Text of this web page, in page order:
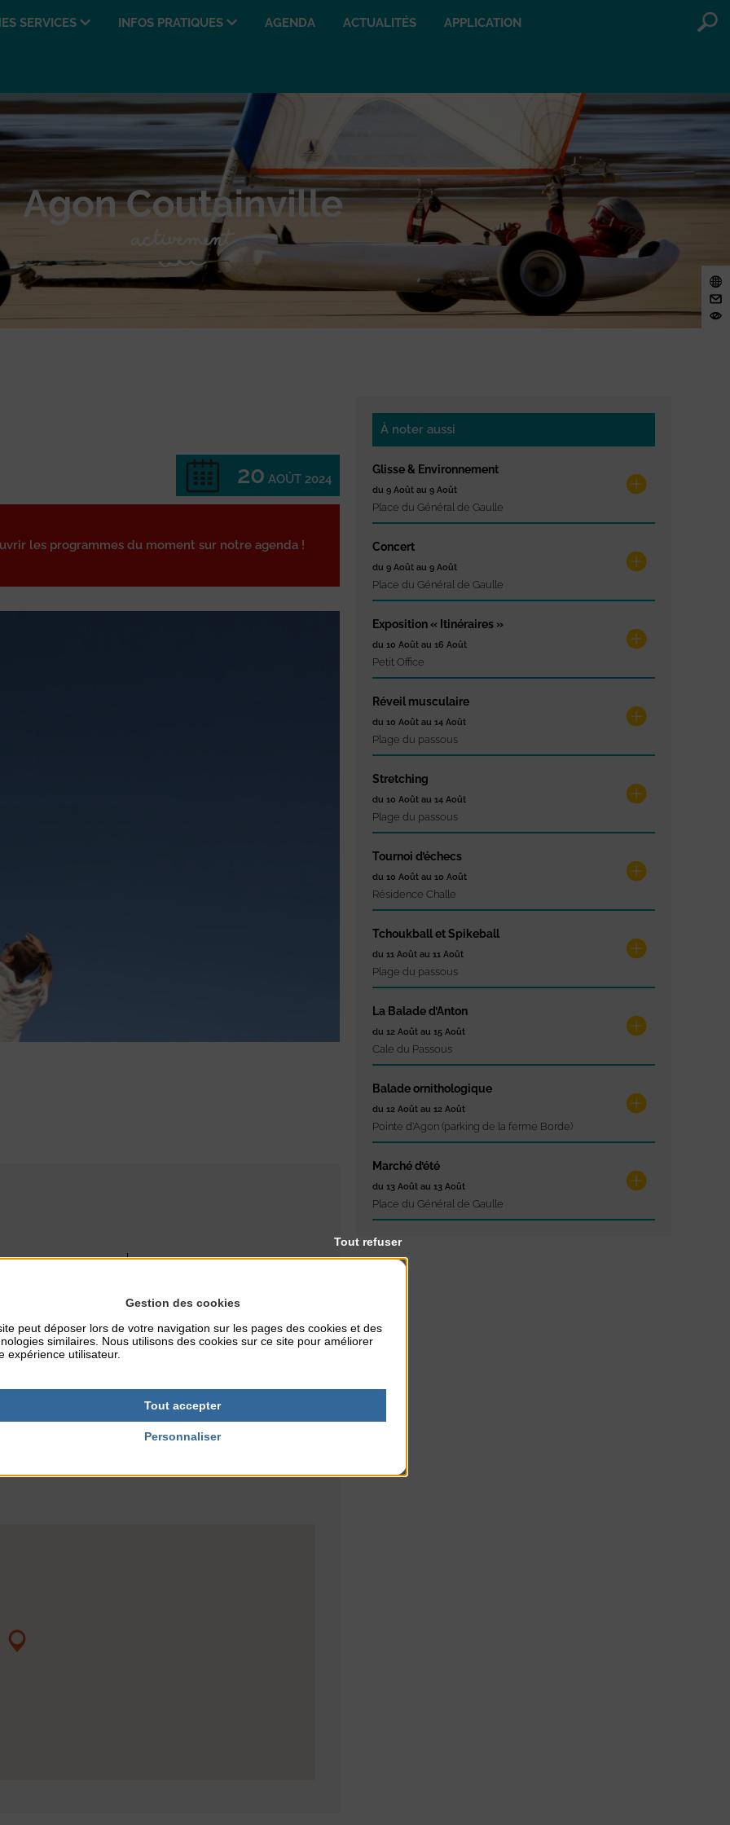
SERVICES INFOS PRATIQUES AGENDA ACTUALITÉS APPLICATION
20 AOÛT 2024
les programmes du moment sur notre agenda !
À noter aussi
Glisse & Environnement
du 9 Août au 9 Août
Place du Général de Gaulle
Concert
du 9 Août au 9 Août
Place du Général de Gaulle
Exposition « Itinéraires »
du 10 Août au 16 Août
Petit Office
Réveil musculaire
du 10 Août au 14 Août
Plage du passous
Stretching
du 10 Août au 14 Août
Plage du passous
Tournoi d’échecs
du 10 Août au 10 Août
Résidence Challe
Tchoukball et Spikeball
du 11 Août au 11 Août
Plage du passous
La Balade d’Anton
du 12 Août au 15 Août
Cale du Passous
Balade ornithologique
du 12 Août au 12 Août
Pointe d'Agon (parking de la ferme Borde)
Marché d’été
du 13 Août au 13 Août
Place du Général de Gaulle
Gestion des cookies
peut déposer lors de votre navigation sur les pages des cookies et des
similaires. Nous utilisons des cookies sur ce site pour améliorer
expérience utilisateur.
Tout accepter
Tout refuser
Personnaliser